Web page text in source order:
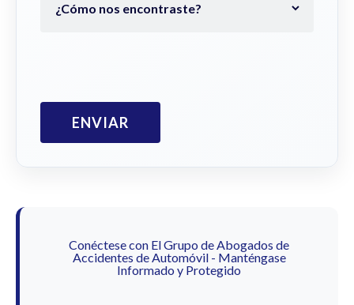
Conéctese con El Grupo de Abogados de
Accidentes de Automóvil - Manténgase
Informado y Protegido